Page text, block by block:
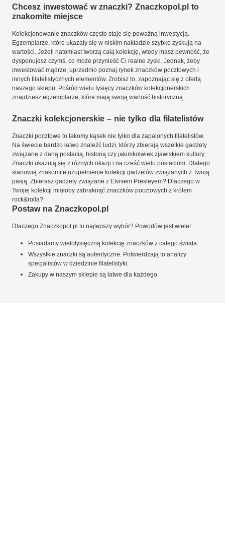
Chcesz inwestować w znaczki? Znaczkopol.pl to
znakomite miejsce
Kolekcjonowanie znaczków często staje się poważną inwestycją.
Egzemplarze, które ukazały się w niskim nakładzie szybko zyskują na
wartości. Jeżeli natomiast tworzą całą kolekcję, wtedy masz pewność, że
dysponujesz czymś, co może przynieść Ci realne zyski. Jednak, żeby
inwestować mądrze, uprzednio poznaj rynek znaczków pocztowych i
innych filatelistycznych elementów. Zrobisz to, zapoznając się z ofertą
naszego sklepu. Pośród wielu tysięcy znaczków kolekcjonerskich
znajdziesz egzemplarze, które mają swoją wartość historyczną.
Znaczki kolekcjonerskie – nie tylko dla filatelistów
Znaczki pocztowe to łakomy kąsek nie tylko dla zapalonych filatelistów.
Na świecie bardzo łatwo znaleźć ludzi, którzy zbierają wszelkie gadżety
związane z daną postacią, historią czy jakimkolwiek zjawiskiem kultury.
Znaczki ukazują się z różnych okazji i na cześć wielu postaciom. Dlatego
stanowią znakomite uzupełnienie kolekcji gadżetów związanych z Twoją
pasją. Zbierasz gadżety związane z Elvisem Presleyem? Dlaczego w
Twojej kolekcji miałoby zabraknąć znaczków pocztowych z królem
rock&rolla?
Postaw na Znaczkopol.pl
Dlaczego Znaczkopol.pl to najlepszy wybór? Powodów jest wiele!
Posiadamy wielotysięczną kolekcję znaczków z całego świata.
Wszystkie znaczki są autentyczne. Potwierdzają to analizy
specjalistów w dziedzinie filatelistyki.
Zakupy w naszym sklepie są łatwe dla każdego.